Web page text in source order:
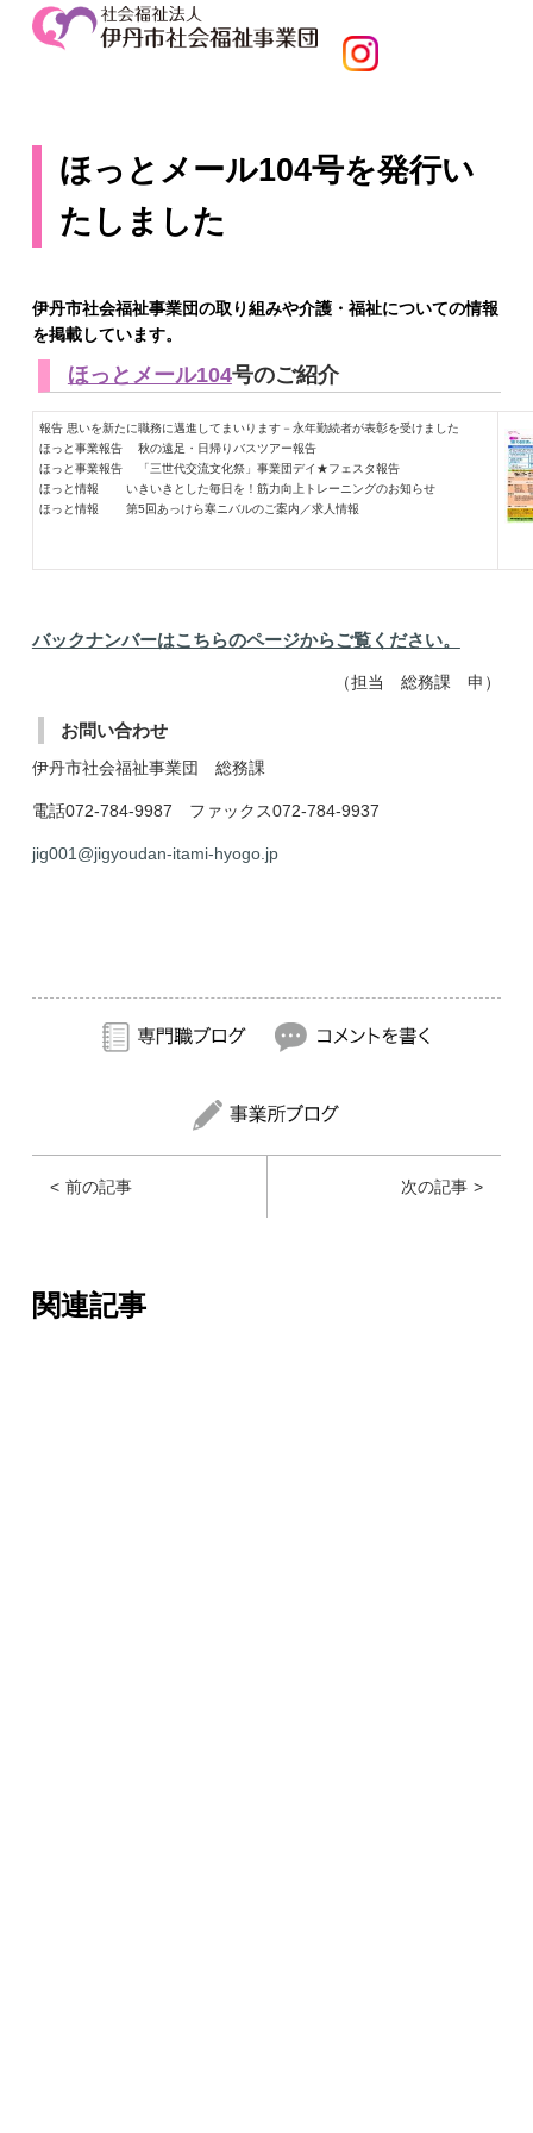
ほっとメール104号を発行い
たしました
伊丹市社会福祉事業団の取り組みや介護・福祉についての情報
を掲載しています。
ほっとメール104号のご紹介
報告 思いを新たに職務に邁進してまいります－永年勤続者が表彰を受けました
ほっと事業報告 秋の遠足・日帰りバスツアー報告
ほっと事業報告 「三世代交流文化祭」事業団デイ★フェスタ報告
ほっと情報 いきいきとした毎日を！筋力向上トレーニングのお知らせ
ほっと情報 第5回あっけら寒ニバルのご案内／求人情報
バックナンバーはこちらのページからご覧ください。
（担当 総務課 申）
お問い合わせ
伊丹市社会福祉事業団 総務課
電話072-784-9987 ファックス072-784-9937
jig001@jigyoudan-itami-hyogo.jp
次の記事
前の記事
関連記事